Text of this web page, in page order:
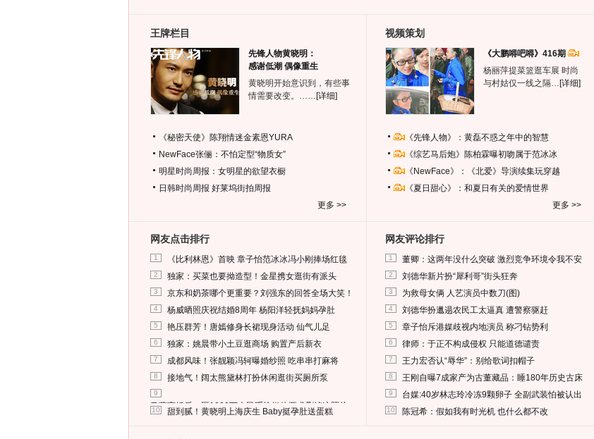
王牌栏目
先锋人物黄晓明：
感谢低潮 偶像重生
黄晓明开始意识到，有些事
情需要改变。…… [详细]
《秘密天使》陈翔情迷金素恩YURA
NewFace张俪：不怕定型“物质女”
明星时尚周报：女明星的欲望衣橱
日韩时尚周报 好莱坞街拍周报
更多 >>
视频策划
《大鹏嘚吧嘚》416期
杨丽萍提菜篮逛车展 时尚
与村姑仅一线之隔… [详细]
《先锋人物》：黄磊不惑之年中的智慧
《综艺马后炮》陈柏霖曝初吻属于范冰冰
《NewFace》：《北爱》导演续集玩穿越
《夏日甜心》：和夏日有关的爱情世界
更多 >>
网友点击排行
1 《比利林恩》首映 章子怡范冰冰冯小刚捧场红毯
2 独家：买菜也要拗造型！金星携女逛街有派头
3 京东和奶茶哪个更重要？刘强东的回答全场大笑！
4 杨威晒照庆祝结婚8周年 杨阳洋轻抚妈妈孕肚
5 艳压群芳！唐嫣修身长裙现身活动 仙气儿足
6 独家：姚晨带小土豆逛商场 购置产后新衣
7 成都风味！张靓颖冯轲曝婚纱照 吃串串打麻将
8 接地气！阔太熊黛林打扮休闲逛街买厕所泵
9
马蓉离婚后，砸1000万人民币给媒体要求删掉这照片
10 甜到腻！黄晓明上海庆生 Baby挺孕肚送蛋糕
网友评论排行
1 董卿：这两年没什么突破 激烈竞争环境令我不安
2 刘德华新片扮“犀利哥”街头狂奔
3 为救母女俩 人艺演员中数刀(图)
4 刘德华扮邋遢农民工太逼真 遭警察驱赶
5 章子怡斥港媒歧视内地演员 称刁钻势利
6 律师：于正不构成侵权 只能道德谴责
7 王力宏否认“辱华”：别给歌词扣帽子
8 王刚自曝7成家产为古董藏品：睡180年历史古床
9 台媒:40岁林志玲冷冻9颗卵子 全副武装怕被认出
10 陈冠希：假如我有时光机 也什么都不改